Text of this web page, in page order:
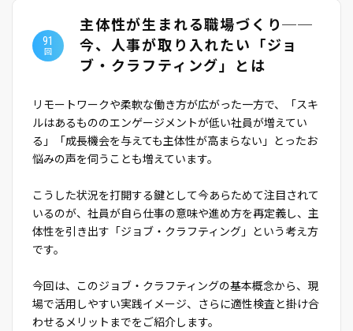
91
回
主体性が生まれる職場づくり──
今、人事が取り入れたい「ジョ
ブ・クラフティング」とは
リモートワークや柔軟な働き方が広がった一方で、「スキ
ルはあるもののエンゲージメントが低い社員が増えてい
る」「成長機会を与えても主体性が高まらない」とったお
悩みの声を伺うことも増えています。
こうした状況を打開する鍵として今あらためて注目されて
いるのが、社員が自ら仕事の意味や進め方を再定義し、主
体性を引き出す「ジョブ・クラフティング」という考え方
です。
今回は、このジョブ・クラフティングの基本概念から、現
場で活用しやすい実践イメージ、さらに適性検査と掛け合
わせるメリットまでをご紹介します。